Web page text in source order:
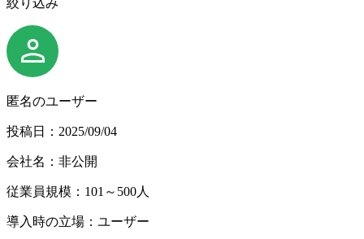
匿名のユーザー
投稿日：2025/09/04
会社名：非公開
従業員規模：101～500人
導入時の立場：ユーザー